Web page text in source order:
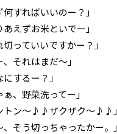
何すればいいのー？」
えずお米といでー」
っていいですかー？」
それはまだ～」
するー？」
、野菜洗ってー」
トン～♪♪ザクザク～♪♪」
、そう切っちゃったかー。」